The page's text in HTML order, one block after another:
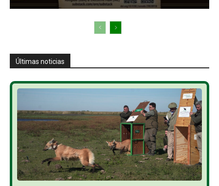
Últimas noticias